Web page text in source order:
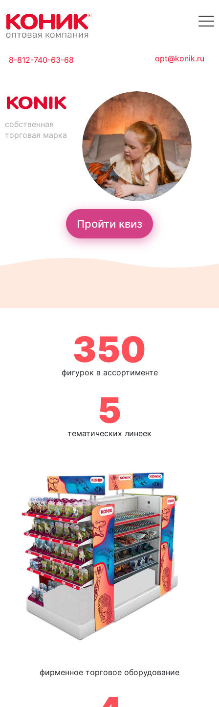
8-812-740-63-68 opt@konik.ru
собственная
торговая марка
Пройти квиз
350
фигурок в ассортименте
5
тематических линеек
фирменное торговое оборудование